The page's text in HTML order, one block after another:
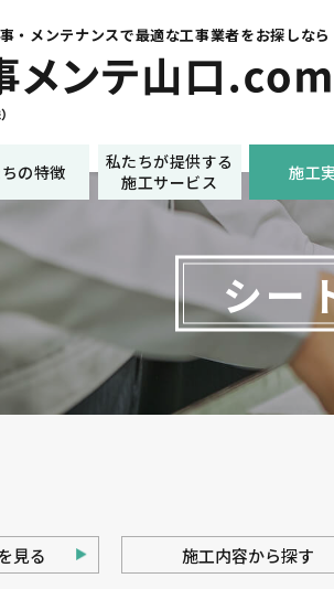
・メンテナンスで最適な工事業者をお探しなら
の特徴
私たちが提供する
施工サービス
施工
シー
見る 施⼯内容から探す